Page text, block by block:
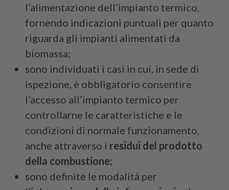
l’alimentazione dell’impianto termico,
fornendo indicazioni puntuali per quanto
riguarda gli impianti alimentati da
biomassa;
sono individuati i casi in cui, in sede di
ispezione, è obbligatorio consentire
l’accesso all’impianto termico per
controllarne le caratteristiche e le
condizioni di normale funzionamento,
anche attraverso i residui del prodotto
della combustione;
sono definite le modalità per